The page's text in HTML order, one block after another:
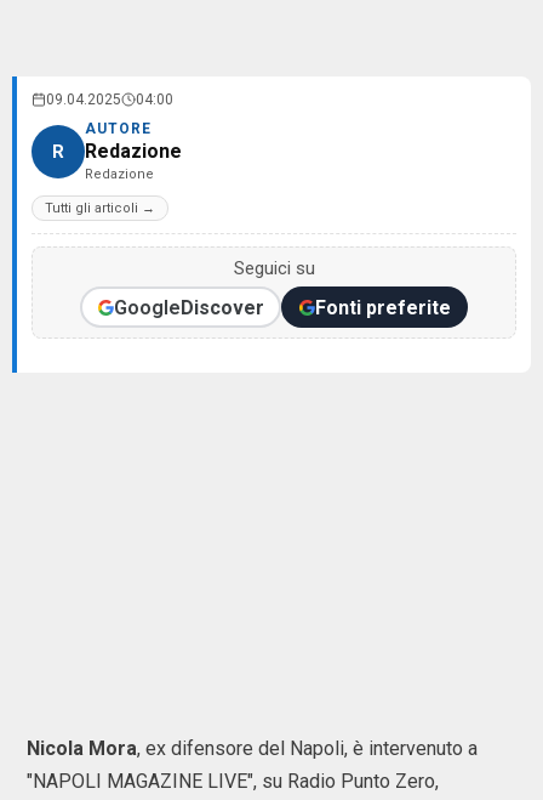
09.04.2025 04:00
R
AUTORE
Redazione
Redazione
Tutti gli articoli →
Seguici su
GoogleDiscover Fonti preferite
Nicola Mora, ex difensore del Napoli, è intervenuto a
"NAPOLI MAGAZINE LIVE", su Radio Punto Zero,